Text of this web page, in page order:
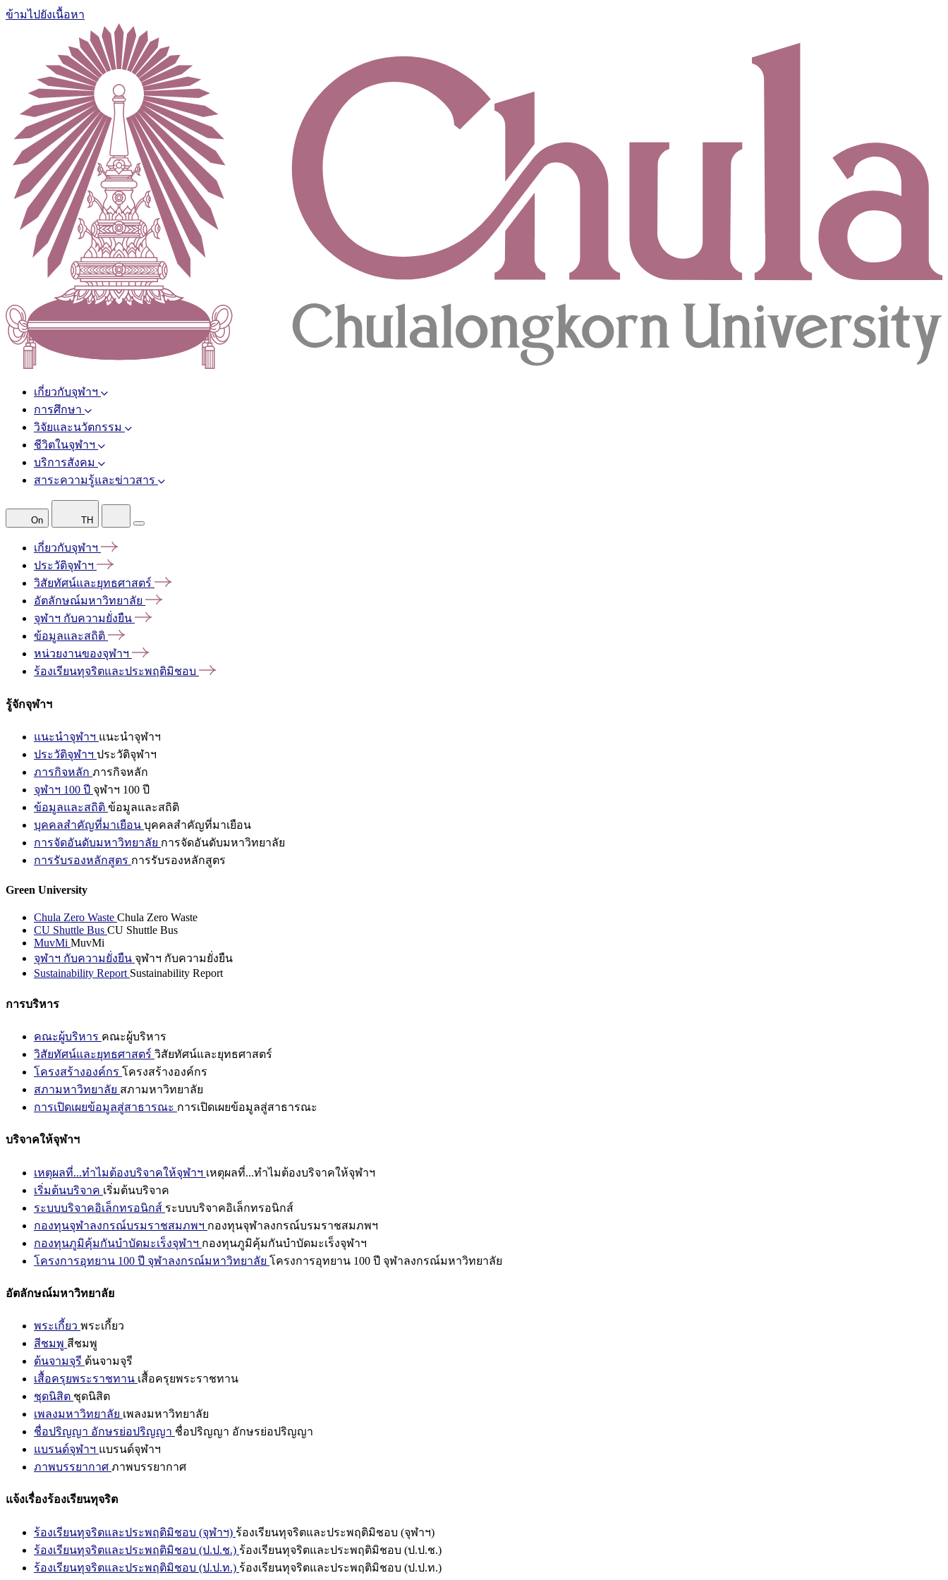
ข้ามไปยังเนื้อหา
เกี่ยวกับจุฬาฯ
การศึกษา
วิจัยและนวัตกรรม
ชีวิตในจุฬาฯ
บริการสังคม
สาระความรู้และข่าวสาร
On TH
เกี่ยวกับจุฬาฯ
ประวัติจุฬาฯ
วิสัยทัศน์และยุทธศาสตร์
อัตลักษณ์มหาวิทยาลัย
จุฬาฯ กับความยั่งยืน
ข้อมูลและสถิติ
หน่วยงานของจุฬาฯ
ร้องเรียนทุจริตและประพฤติมิชอบ
รู้จักจุฬาฯ
แนะนำจุฬาฯ แนะนำจุฬาฯ
ประวัติจุฬาฯ ประวัติจุฬาฯ
ภารกิจหลัก ภารกิจหลัก
จุฬาฯ 100 ปี จุฬาฯ 100 ปี
ข้อมูลและสถิติ ข้อมูลและสถิติ
บุคคลสำคัญที่มาเยือน บุคคลสำคัญที่มาเยือน
การจัดอันดับมหาวิทยาลัย การจัดอันดับมหาวิทยาลัย
การรับรองหลักสูตร การรับรองหลักสูตร
Green University
Chula Zero Waste Chula Zero Waste
CU Shuttle Bus CU Shuttle Bus
MuvMi MuvMi
จุฬาฯ กับความยั่งยืน จุฬาฯ กับความยั่งยืน
Sustainability Report Sustainability Report
การบริหาร
คณะผู้บริหาร คณะผู้บริหาร
วิสัยทัศน์และยุทธศาสตร์ วิสัยทัศน์และยุทธศาสตร์
โครงสร้างองค์กร โครงสร้างองค์กร
สภามหาวิทยาลัย สภามหาวิทยาลัย
การเปิดเผยข้อมูลสู่สาธารณะ การเปิดเผยข้อมูลสู่สาธารณะ
บริจาคให้จุฬาฯ
เหตุผลที่...ทำไมต้องบริจาคให้จุฬาฯ เหตุผลที่...ทำไมต้องบริจาคให้จุฬาฯ
เริ่มต้นบริจาค เริ่มต้นบริจาค
ระบบบริจาคอิเล็กทรอนิกส์ ระบบบริจาคอิเล็กทรอนิกส์
กองทุนจุฬาลงกรณ์บรมราชสมภพฯ กองทุนจุฬาลงกรณ์บรมราชสมภพฯ
กองทุนภูมิคุ้มกันบำบัดมะเร็งจุฬาฯ กองทุนภูมิคุ้มกันบำบัดมะเร็งจุฬาฯ
โครงการอุทยาน 100 ปี จุฬาลงกรณ์มหาวิทยาลัย โครงการอุทยาน 100 ปี จุฬาลงกรณ์มหาวิทยาลัย
อัตลักษณ์มหาวิทยาลัย
พระเกี้ยว พระเกี้ยว
สีชมพู สีชมพู
ต้นจามจุรี ต้นจามจุรี
เสื้อครุยพระราชทาน เสื้อครุยพระราชทาน
ชุดนิสิต ชุดนิสิต
เพลงมหาวิทยาลัย เพลงมหาวิทยาลัย
ชื่อปริญญา อักษรย่อปริญญา ชื่อปริญญา อักษรย่อปริญญา
แบรนด์จุฬาฯ แบรนด์จุฬาฯ
ภาพบรรยากาศ ภาพบรรยากาศ
แจ้งเรื่องร้องเรียนทุจริต
ร้องเรียนทุจริตและประพฤติมิชอบ (จุฬาฯ) ร้องเรียนทุจริตและประพฤติมิชอบ (จุฬาฯ)
ร้องเรียนทุจริตและประพฤติมิชอบ (ป.ป.ช.) ร้องเรียนทุจริตและประพฤติมิชอบ (ป.ป.ช.)
ร้องเรียนทุจริตและประพฤติมิชอบ (ป.ป.ท.) ร้องเรียนทุจริตและประพฤติมิชอบ (ป.ป.ท.)